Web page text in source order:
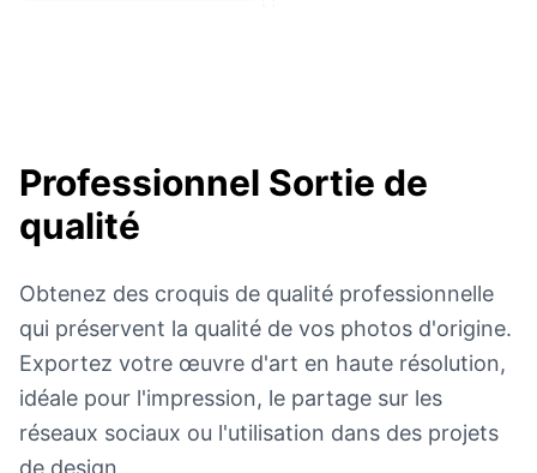
Professionnel Sortie de
qualité
Obtenez des croquis de qualité professionnelle
qui préservent la qualité de vos photos d'origine.
Exportez votre œuvre d'art en haute résolution,
idéale pour l'impression, le partage sur les
réseaux sociaux ou l'utilisation dans des projets
de design